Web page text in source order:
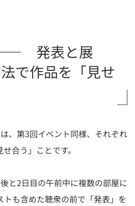
発表と展
で作品を「見せ
、第3回イベント同様、それぞれ
合う」ことです。
と2日目の午前中に複数の部屋に
も含めた聴衆の前で「発表」を